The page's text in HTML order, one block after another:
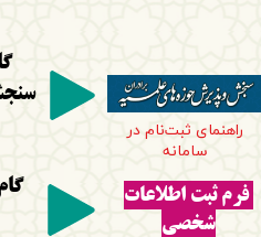
فرم ثبت اطلاعات
شخصی
راهنمای ثبت‌نام در
سامانه